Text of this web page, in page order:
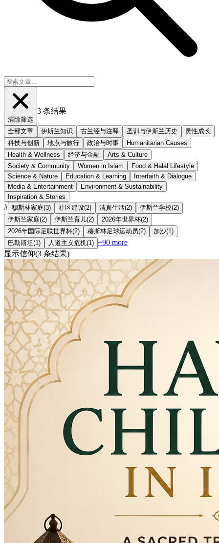
清除筛选
3 条结果
全部文章 伊斯兰知识 古兰经与注释 圣训与伊斯兰历史
灵性成长
科技与创新
地点与旅行 政治与时事
Humanitarian Causes
Health & Wellness
经济与金融
Arts & Culture
Society & Community
Women in Islam
Food & Halal Lifestyle
Science & Nature
Education & Learning
Interfaith & Dialogue
Media & Entertainment
Environment & Sustainability
Inspiration & Stories
# 穆斯林家庭(3) 社区建设(2) 清真生活(2) 伊斯兰学校(2)
伊斯兰家庭(2) 伊斯兰育儿(2) 2026年世界杯(2)
2026年国际足联世界杯(2) 穆斯林足球运动员(2) 加沙(1 )
巴勒斯坦(1 ) 人道主义危机(1 ) +90 more
显示信仰(3 条结果)